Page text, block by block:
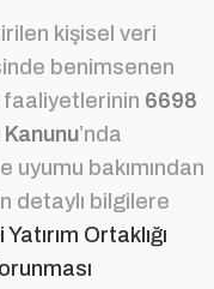
kişisel veri
benimsenen
faaliyetlerinin 6698
Kanunu’nda
uyumu bakımından
detaylı bilgilere
Ortaklığı